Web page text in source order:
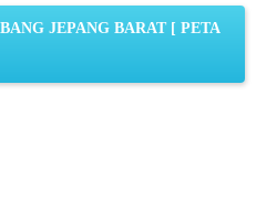
JEPANG BARAT [ PETA